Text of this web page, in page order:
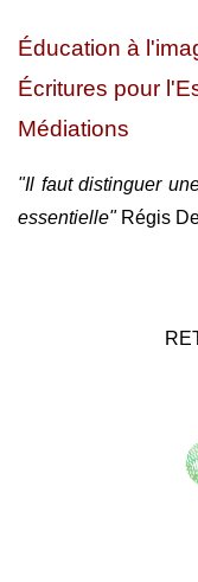
Éducation à
Écritures pour
Médiations
"Il faut distinguer
essentielle"Régis